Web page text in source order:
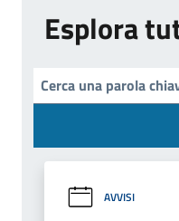
Esplora
AVVISI